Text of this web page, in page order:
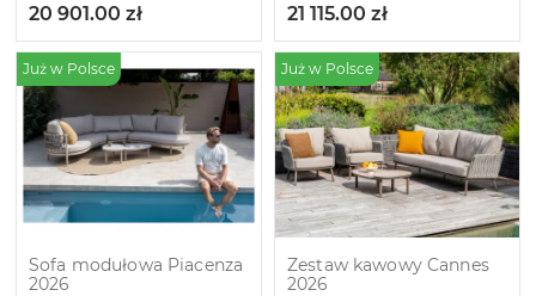
20 901.00 zł 21 115.00 zł
Już w Polsce
Sofa modułowa Piacenza
2026
Już w Polsce
Zestaw kawowy Cannes
2026